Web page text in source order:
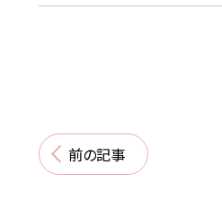
前の記事